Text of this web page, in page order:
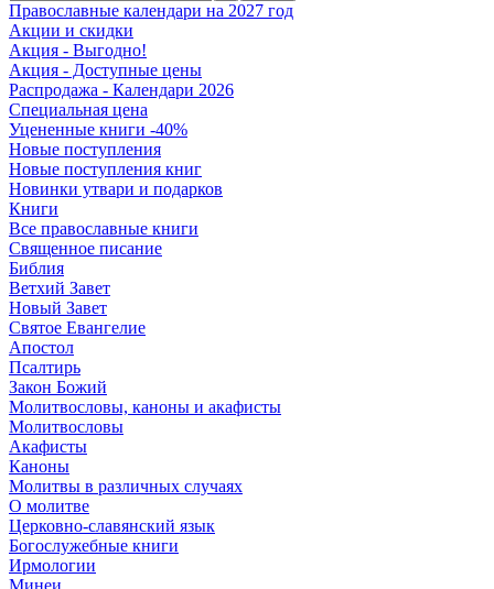
Православные календари на 2027 год
Акции и скидки
Акция - Выгодно!
Акция - Доступные цены
Распродажа - Календари 2026
Специальная цена
Уцененные книги -40%
Новые поступления
Новые поступления книг
Новинки утвари и подарков
Книги
Все православные книги
Священное писание
Библия
Ветхий Завет
Новый Завет
Святое Евангелие
Апостол
Псалтирь
Закон Божий
Молитвословы, каноны и акафисты
Молитвословы
Акафисты
Каноны
Молитвы в различных случаях
О молитве
Церковно-славянский язык
Богослужебные книги
Ирмологии
Минеи